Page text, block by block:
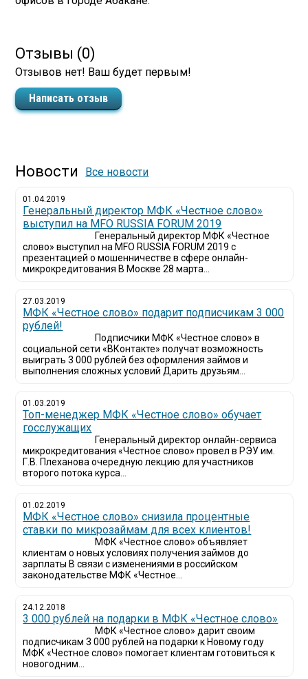
Отзывы (0)
Отзывов нет! Ваш будет первым!
Написать отзыв
Новости Все новости
01.04.2019
Генеральный директор МФК «Честное слово»
выступил на MFO RUSSIA FORUM 2019
Генеральный директор МФК «Честное
слово» выступил на MFO RUSSIA FORUM 2019 с
презентацией о мошенничестве в сфере онлайн-
микрокредитования В Москве 28 марта...
27.03.2019
МФК «Честное слово» подарит подписчикам 3 000
рублей!
Подписчики МФК «Честное слово» в
социальной сети «ВКонтакте» получат возможность
выиграть 3 000 рублей без оформления займов и
выполнения сложных условий Дарить друзьям...
01.03.2019
Топ-менеджер МФК «Честное слово» обучает
госслужащих
Генеральный директор онлайн-сервиса
микрокредитования «Честное слово» провел в РЭУ им.
Г.В. Плеханова очередную лекцию для участников
второго потока курса...
01.02.2019
МФК «Честное слово» снизила процентные
ставки по микрозаймам для всех клиентов!
МФК «Честное слово» объявляет
клиентам о новых условиях получения займов до
зарплаты В связи с изменениями в российском
законодательстве МФК «Честное...
24.12.2018
3 000 рублей на подарки в МФК «Честное слово»
МФК «Честное слово» дарит своим
подписчикам 3 000 рублей на подарки к Новому году
МФК «Честное слово» помогает клиентам готовиться к
новогодним...